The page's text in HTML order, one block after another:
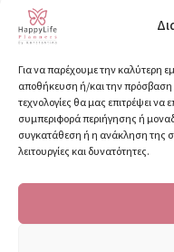
Για να παρέχουμε την καλύτερη
αποθήκευση ή/και την πρόσβαση
τεχνολογίες θα μας επιτρέψει
συμπεριφορά περιήγησης ή
συγκατάθεση ή η ανάκληση της
λειτουργίες και δυνατότητες.